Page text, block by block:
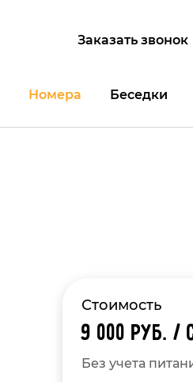
Заказать звонок
Номера Беседки
Стоимость
9 000 руб. /
Без учета